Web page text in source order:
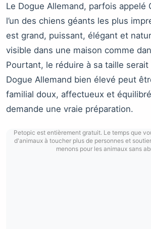
Le Dogue Allemand, parfois appelé
l’un des chiens géants les plus
est grand, puissant, élégant et
visible dans une maison comme
Pourtant, le réduire à sa taille serait
Dogue Allemand bien élevé peut
familial doux, affectueux et
demande une vraie préparation.
Petopic est entièrement gratuit. Le temps que
d'animaux à toucher plus de personnes et
menons pour les animaux sans